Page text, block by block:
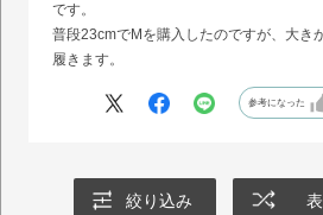
です。
普段23cmでMを購入したのですが、大き
履きます。
参考になった
絞り込み